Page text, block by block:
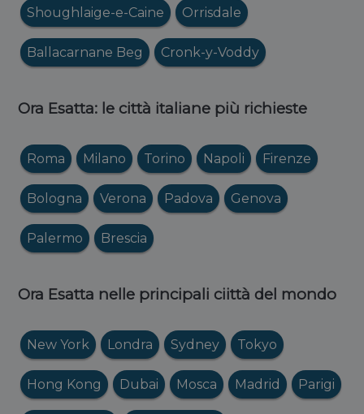
Shoughlaige-e-Caine Orrisdale
Ballacarnane Beg Cronk-y-Voddy
Ora Esatta: le città italiane più richieste
Roma Milano Torino Napoli Firenze
Bologna Verona Padova Genova
Palermo Brescia
Ora Esatta nelle principali ciittà del mondo
New York Londra Sydney Tokyo
Hong Kong Dubai Mosca Madrid Parigi